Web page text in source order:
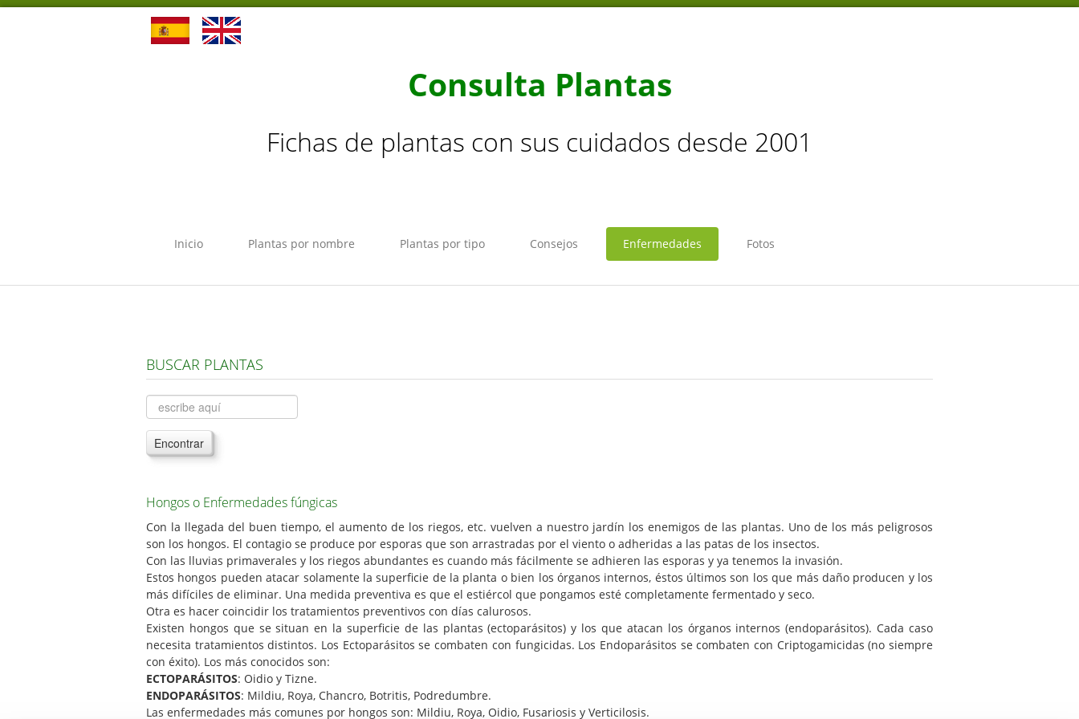
Consulta Plantas
Fichas de plantas con sus cuidados desde 2001
Inicio Plantas por nombre Plantas por tipo Consejos Enfermedades Fotos
BUSCAR PLANTAS
Encontrar
Hongos o Enfermedades fúngicas
Con la llegada del buen tiempo, el aumento de los riegos, etc. vuelven a nuestro jardín los enemigos de las plantas. Uno de los más peligrosos
son los hongos. El contagio se produce por esporas que son arrastradas por el viento o adheridas a las patas de los insectos.
Con las lluvias primaverales y los riegos abundantes es cuando más fácilmente se adhieren las esporas y ya tenemos la invasión.
Estos hongos pueden atacar solamente la superficie de la planta o bien los órganos internos, éstos últimos son los que más daño producen y los
más difíciles de eliminar. Una medida preventiva es que el estiércol que pongamos esté completamente fermentado y seco.
Otra es hacer coincidir los tratamientos preventivos con días calurosos.
Existen hongos que se situan en la superficie de las plantas (ectoparásitos) y los que atacan los órganos internos (endoparásitos). Cada caso
necesita tratamientos distintos. Los Ectoparásitos se combaten con fungicidas. Los Endoparásitos se combaten con Criptogamicidas (no siempre
con éxito). Los más conocidos son:
ECTOPARÁSITOS: Oidio y Tizne.
ENDOPARÁSITOS: Mildiu, Roya, Chancro, Botritis, Podredumbre.
Las enfermedades más comunes por hongos son: Mildiu, Roya, Oidio, Fusariosis y Verticilosis.